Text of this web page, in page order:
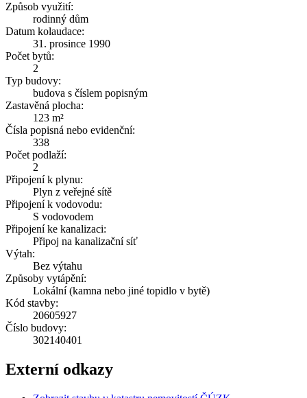
Způsob využití:
rodinný dům
Datum kolaudace:
31. prosince 1990
Počet bytů:
2
Typ budovy:
budova s číslem popisným
Zastavěná plocha:
123 m²
Čísla popisná nebo evidenční:
338
Počet podlaží:
2
Připojení k plynu:
Plyn z veřejné sítě
Připojení k vodovodu:
S vodovodem
Připojení ke kanalizaci:
Připoj na kanalizační síť
Výtah:
Bez výtahu
Způsoby vytápění:
Lokální (kamna nebo jiné topidlo v bytě)
Kód stavby:
20605927
Číslo budovy:
302140401
Externí odkazy